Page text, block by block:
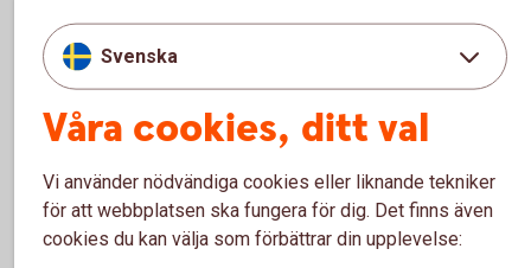
Sjukförsäkring företag
Olycksfallsförsäkring
Tjänstegrupplivförsäkring TGL
Vårdförsäkring företag
Svenska
Våra cookies, ditt val
Vi använder nödvändiga cookies eller liknande tekniker
för att webbplatsen ska fungera för dig. Det finns även
cookies du kan välja som förbättrar din upplevelse: